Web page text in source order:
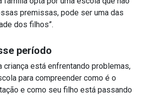
premissas, pode ser uma das
dos filhos”.
período
criança está enfrentando problemas,
para compreender como é o
e como seu filho está passando